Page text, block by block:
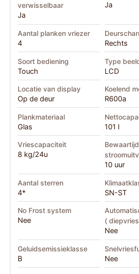
verwisselbaar
Ja
Ja
Aantal planken vriezer
4 Rechts
Soort bediening
Touch
Type
LCD
Locatie van display
Op de deur
Koelend
R600a
Plankmateriaal
Glas 101 l
Vriescapaciteit
8 kg/24u
10 uur
Aantal sterren
4* SN-ST
No Frost system
Nee
(
Nee
Geluidsemissieklasse
B Nee